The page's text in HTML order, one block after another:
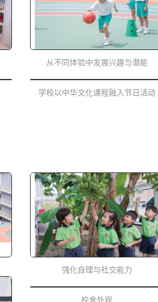
从不同体验中发展兴趣与潜能
强化自理与社交能力
校舍外观